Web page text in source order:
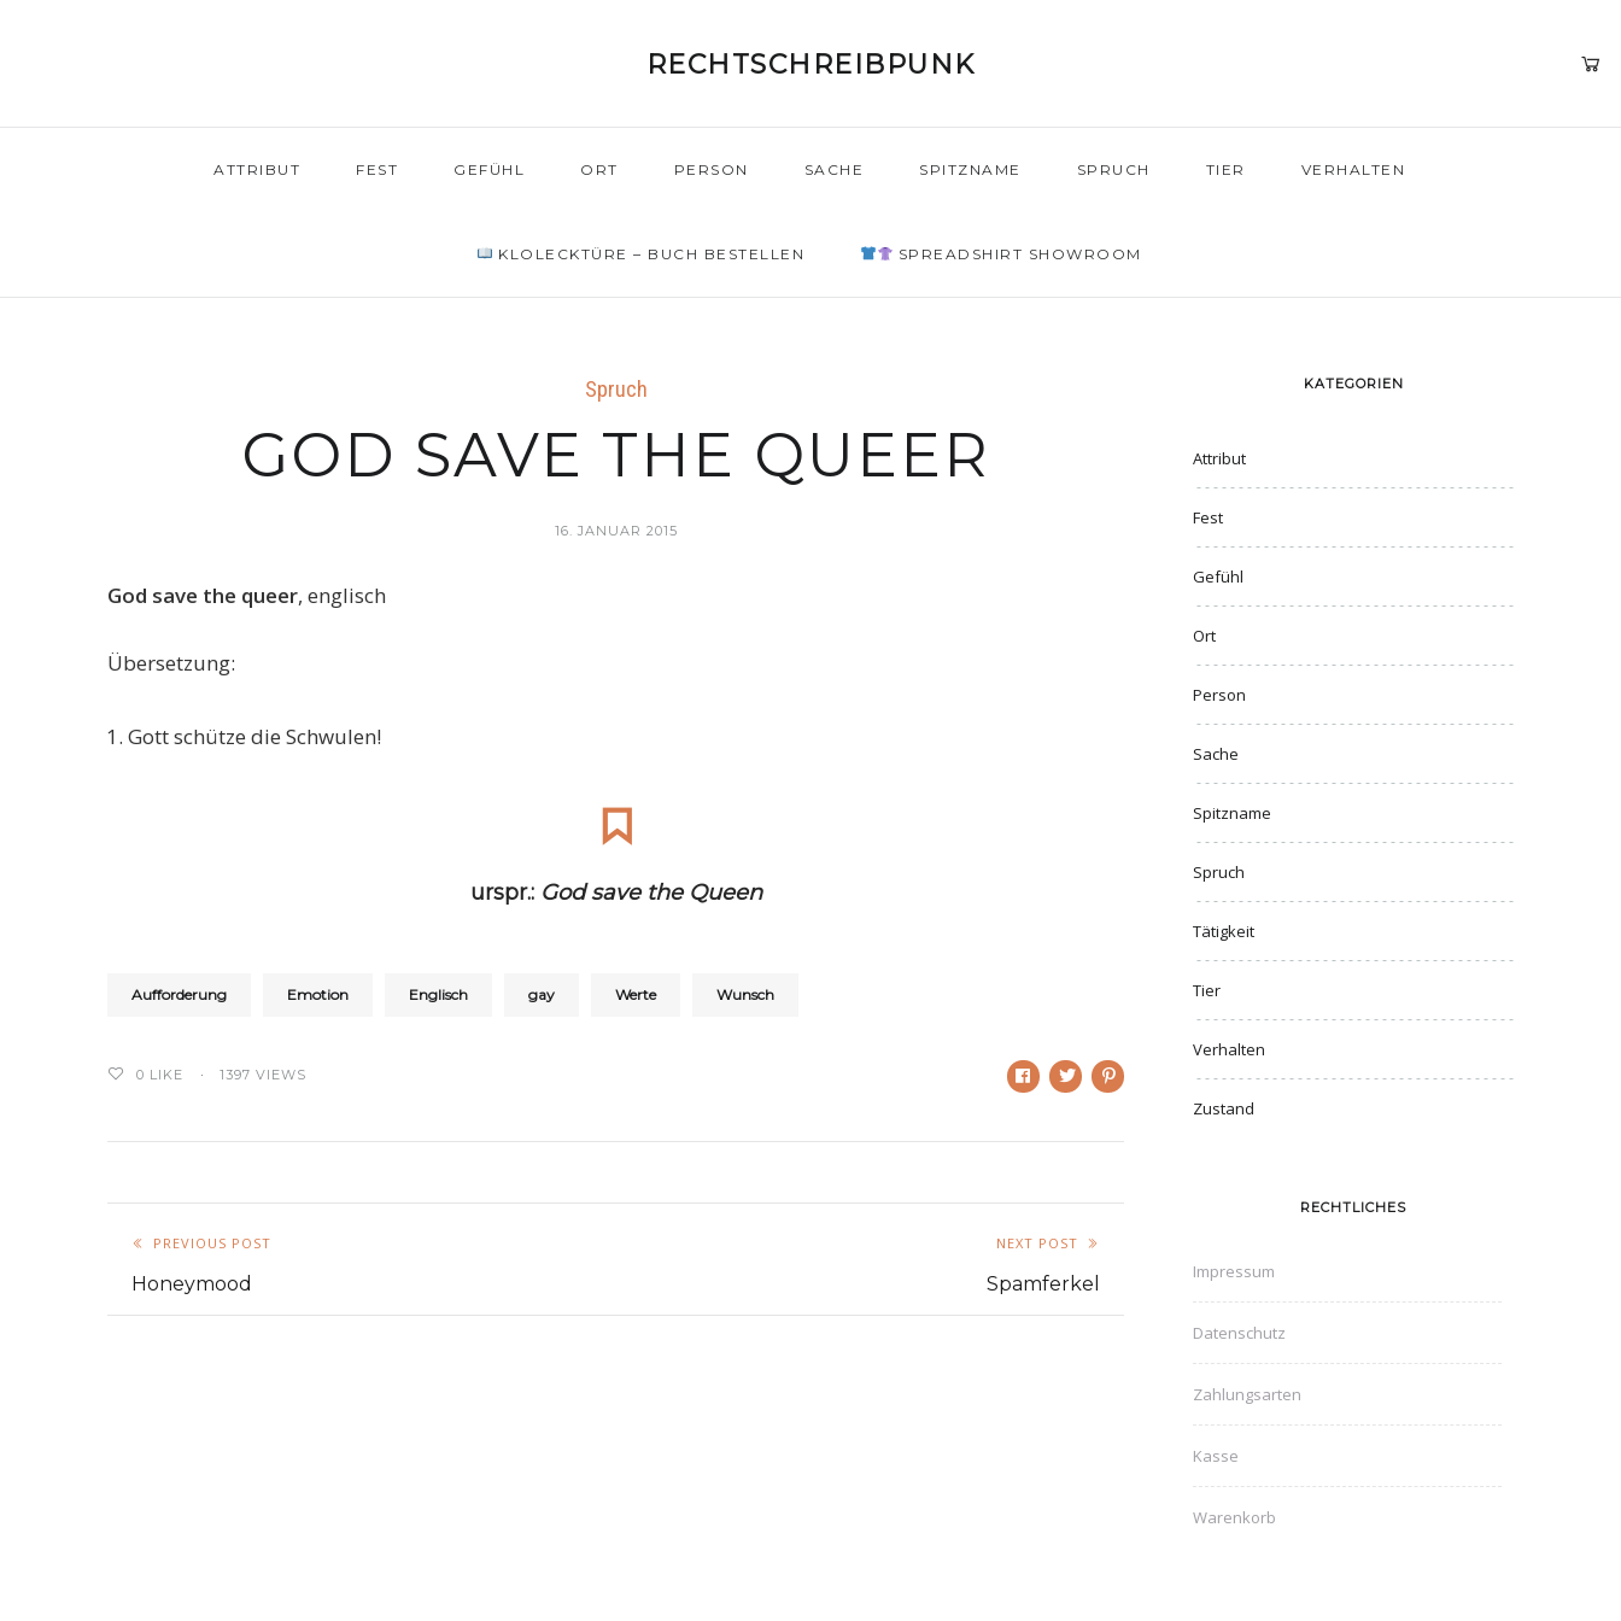
RECHTSCHREIBPUNK
ATTRIBUT FEST GEFÜHL ORT PERSON SACHE SPITZNAME SPRUCH TIER VERHALTEN
KLOLECKTÜRE – BUCH BESTELLEN SPREADSHIRT SHOWROOM
Spruch
GOD SAVE THE QUEER
16. JANUAR 2015
God save the queer, englisch
Übersetzung:
Gott schütze die Schwulen!
urspr.: God save the Queen
Aufforderung Emotion Englisch gay Werte Wunsch
0 LIKE 1397 VIEWS
PREVIOUS POST
Honeymood
NEXT POST
Spamferkel
KATEGORIEN
Attribut
Fest
Gefühl
Ort
Person
Sache
Spitzname
Spruch
Tätigkeit
Tier
Verhalten
Zustand
RECHTLICHES
Impressum
Datenschutz
Zahlungsarten
Kasse
Warenkorb